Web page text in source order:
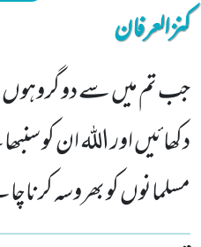
کنزالعرفان
جب تم میں سے دو گروہوں
دکھائیں اور اللہ ان کو
مسلمانوں کو بھروسہ